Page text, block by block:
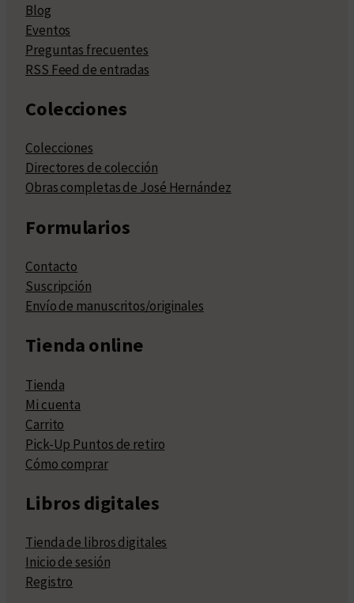
Blog
Eventos
Preguntas frecuentes
RSS Feed de entradas
Colecciones
Colecciones
Directores de colección
Obras completas de José Hernández
Formularios
Contacto
Suscripción
Envío de manuscritos/originales
Tienda online
Tienda
Mi cuenta
Carrito
Pick-Up Puntos de retiro
Cómo comprar
Libros digitales
Tienda de libros digitales
Inicio de sesión
Registro